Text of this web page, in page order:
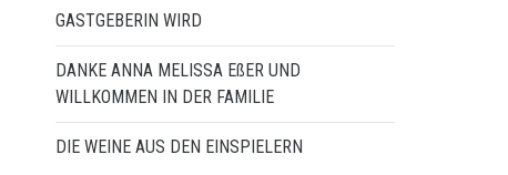
GASTGEBERIN WIRD
DANKE ANNA MELISSA EßER UND
WILLKOMMEN IN DER FAMILIE
DIE WEINE AUS DEN EINSPIELERN